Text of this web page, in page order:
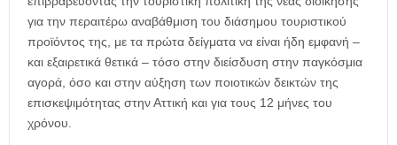
για την περαιτέρω αναβάθμιση του διάσημου τουριστικού
προϊόντος της, με τα πρώτα δείγματα να είναι ήδη εμφανή –
και εξαιρετικά θετικά – τόσο στην διείσδυση στην παγκόσμια
αγορά, όσο και στην αύξηση των ποιοτικών δεικτών της
επισκεψιμότητας στην Αττική και για τους 12 μήνες του
χρόνου.